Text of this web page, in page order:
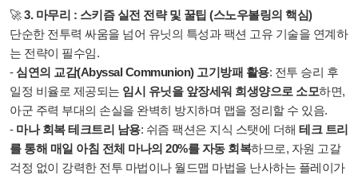
🚀3. 마무리 : 스키즘 실전 전략 및 꿀팁 (스노우볼링의 핵심)
단순한 전투력 싸움을 넘어 유닛의 특성과 팩션 고유 기술을 연계하
는 전략이 필수임.
- 심연의 교감(Abyssal Communion) 고기방패 활용: 전투 승리 후
일정 비율로 제공되는 임시 유닛을 앞장세워 희생양으로 소모하면,
아군 주력 부대의 손실을 완벽히 방지하며 맵을 정리할 수 있음.
- 마나 회복 테크트리 남용: 쉬즘 팩션은 지식 스탯에 더해 테크 트리
를 통해 매일 아침 전체 마나의 20%를 자동 회복하므로, 자원 고갈
걱정 없이 강력한 전투 마법이나 월드맵 마법을 난사하는 플레이가